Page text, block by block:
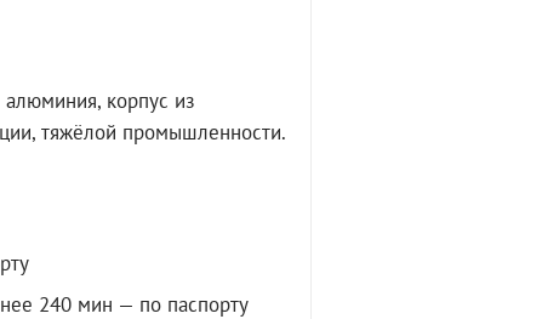
корпус из
тяжёлой промышленности.
240 мин — по паспорту